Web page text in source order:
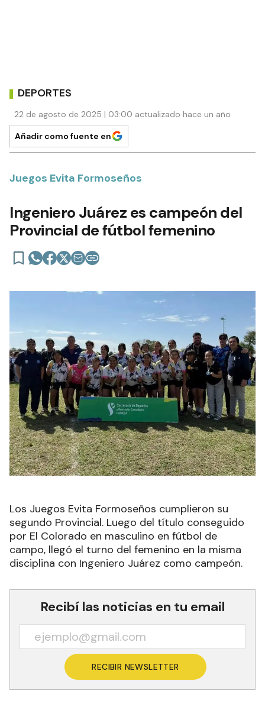
DEPORTES
22 de agosto de 2025 | 03:00 actualizado hace un año
Añadir como fuente en
Juegos Evita Formoseños
Ingeniero Juárez es campeón del
Provincial de fútbol femenino
Los Juegos Evita Formoseños cumplieron su
segundo Provincial. Luego del título conseguido
por El Colorado en masculino en fútbol de
campo, llegó el turno del femenino en la misma
disciplina con Ingeniero Juárez como campeón.
Recibí las noticias en tu email
RECIBIR NEWSLETTER